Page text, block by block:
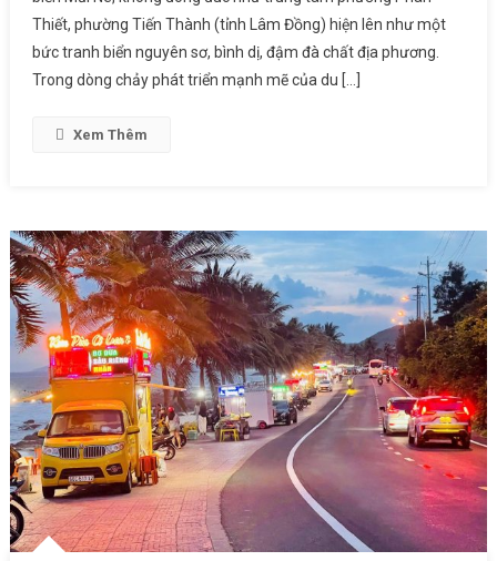
Thiết, phường Tiến Thành (tỉnh Lâm Đồng) hiện lên như một
bức tranh biển nguyên sơ, bình dị, đậm đà chất địa phương.
Trong dòng chảy phát triển mạnh mẽ của du […]
Xem Thêm